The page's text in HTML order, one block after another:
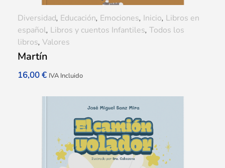
Martín
16,00€ IVA Incluido
Diversidad, Educación, Emociones, Inicio, Libros en
español, Libros y cuentos Infantiles, Todos los
libros, Valores